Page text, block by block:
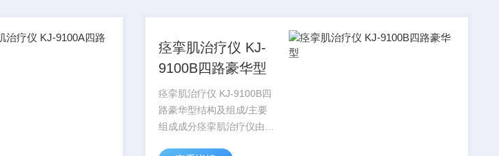
痉挛肌治疗仪 KJ-
9100B四路豪华型
痉挛肌治疗仪 KJ-9100B四
路豪华型结构及组成/主要
组成成分痉挛肌治疗仪由主